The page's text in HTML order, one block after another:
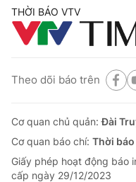
THỜI BÁO VTV
Theo dõi báo trên
Cơ quan chủ quản:Đài
Cơ quan báo chí: Thời báo
Giấy phép hoạt động báo
cấp ngày 29/12/2023